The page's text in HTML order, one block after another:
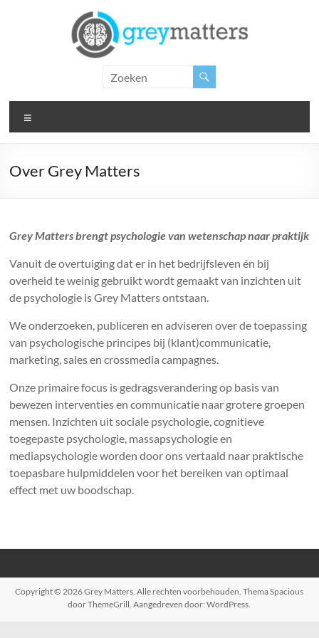
Matters
Insight.
Inspiration.
Over Grey Matters
Grey Matters brengt psychologie van wetenschap naar praktijk
Vanuit de overtuiging dat er in het bedrijfsleven én bij
overheid te weinig gebruikt wordt gemaakt van inzichten uit
de psychologie is Grey Matters ontstaan.
We onderzoeken, publiceren en adviseren over de toepassing
van psychologische principes bij (klant)communicatie,
marketing, sales en crossmedia campagnes.
Onze primaire focus is gedragsverandering op basis van
bewezen interventies en communicatie naar grotere groepen
mensen. Inzichten uit sociale psychologie, cognitieve
toegepaste psychologie, massapsychologie en
mediapsychologie worden door ons vertaald naar praktische
toepasbare hulpmiddelen voor het bereiken van optimaal
effect met uw boodschap.
Copyright © 2026Grey Matters. Alle rechten voorbehouden. ThemaSpacious
door ThemeGrill. Aangedreven door:WordPress.